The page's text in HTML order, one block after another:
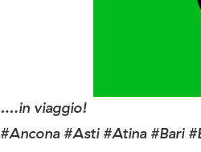
….in viaggio!
#Ancona #Asti #Atina #Bari